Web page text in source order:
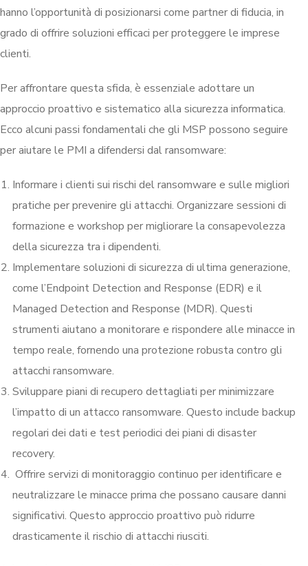
hanno l’opportunità di posizionarsi come partner di fiducia, in
grado di offrire soluzioni efficaci per proteggere le imprese
clienti.
Per affrontare questa sfida, è essenziale adottare un
approccio proattivo e sistematico alla sicurezza informatica.
Ecco alcuni passi fondamentali che gli MSP possono seguire
per aiutare le PMI a difendersi dal ransomware:
Informare i clienti sui rischi del ransomware e sulle migliori
pratiche per prevenire gli attacchi. Organizzare sessioni di
formazione e workshop per migliorare la consapevolezza
della sicurezza tra i dipendenti.
Implementare soluzioni di sicurezza di ultima generazione,
come l’Endpoint Detection and Response (EDR) e il
Managed Detection and Response (MDR). Questi
strumenti aiutano a monitorare e rispondere alle minacce in
tempo reale, fornendo una protezione robusta contro gli
attacchi ransomware.
Sviluppare piani di recupero dettagliati per minimizzare
l’impatto di un attacco ransomware. Questo include backup
regolari dei dati e test periodici dei piani di disaster
recovery.
Offrire servizi di monitoraggio continuo per identificare e
neutralizzare le minacce prima che possano causare danni
significativi. Questo approccio proattivo può ridurre
drasticamente il rischio di attacchi riusciti.